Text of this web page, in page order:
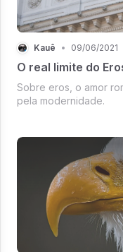
Kauê • 09/06/2021
O real limite do
Sobre eros, o amor
pela modernidade.